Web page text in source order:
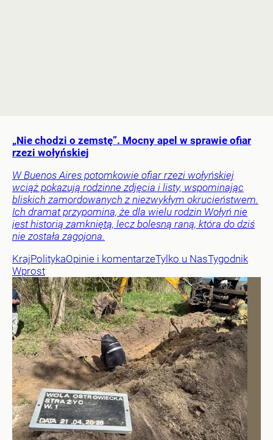
„Nie chodzi o zemstę”. Mocny apel w sprawie ofiar
rzezi wołyńskiej
W Buenos Aires potomkowie ofiar rzezi wołyńskiej
wciąż pokazują rodzinne zdjęcia i listy, wspominając
bliskich zamordowanych z niezwykłym okrucieństwem.
Ich dramat przypomina, że dla wielu rodzin Wołyń nie
jest historią zamkniętą, lecz bolesną raną, która do dziś
nie została zagojona.
KrajPolitykaOpinie i komentarzeTylko u NasTygodnik
Wprost